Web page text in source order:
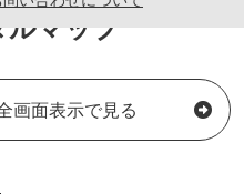
ルマップ
画面表示で見る